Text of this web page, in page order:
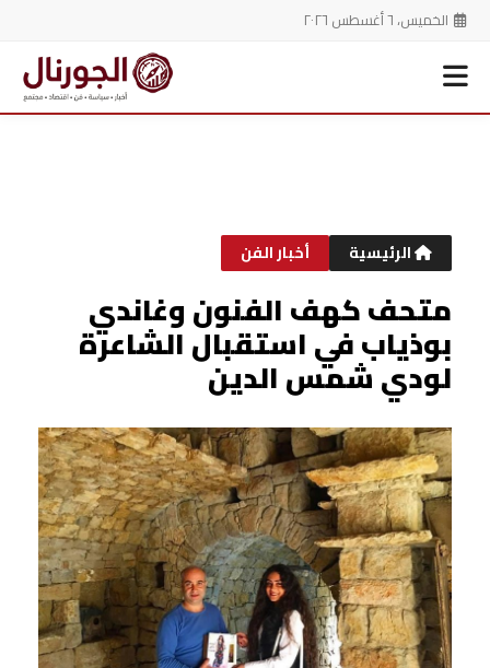
الخميس، ٦ أغسطس ٢٠٢٦
الرئيسية أخبار الفن
متحف كهف الفنون وغاندي
بوذياب في استقبال الشاعرة
لودي شمس الدين